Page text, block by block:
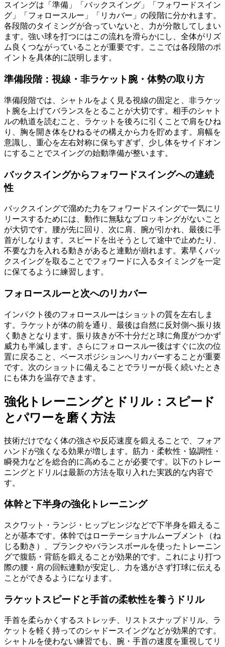
スイングは「準備」「バックスイング」「フォワードスイン
グ」「フォロースルー」「リカバー」の段階に分かれます。
各段階のタイミングが合っていないと、力が分散してしまい
ます。強い球を打つにはこの流れを滑らかにし、全体がリズ
ム良くつながっていることが重要です。ここでは各段階のポ
イントを具体的に説明します。
準備段階：視線・非ラケット腕・体勢の取り方
準備段階では、シャトルをよく見る視線の固定と、非ラケッ
ト腕を上げてバランスをとることが大切です。相手のシャト
ルの軌道を読むこと、ラケットを後ろに引くことで肩をひね
り、胸を開き体をひねるその構えから力を貯めます。肩幅を
意識し、重心を左右対称に保ちすぎず、少し体をサイドオン
にすることでスイングの始動準備が整います。
バックスイングからフォワードスイングへの連続
性
バックスイングで溜めた力をフォワードスイングで一気にリ
リースするためには、動作に無駄なブロッキングがないこと
が大切です。腰が先に回り、次に肩、腕が引かれ、最後に手
首がしなります。スピードを出そうとして途中で止めたり、
不要な力を入れる動きがあると連動が崩れます。素早くバッ
クスイングを取ることでフォワードに入るタイミングを一定
に保てるように練習します。
フォロースルーと次へのリカバー
インパクト後のフォロースルーはショットの質を左右しま
す。ラケットが体の前を通り、最後は自然に反対側へ振り抜
く動きとなります。振り抜きが不十分だと球に角度がつかず
威力も半減します。さらにフォロースルー後はすぐに次の位
置に戻ること、ベースポジションへリカバーすることが重要
です。次のショットに備えることでラリーが長く続いたとき
にも体力を温存できます。
強化トレーニングとドリル：スピード
とパワーを磨く方法
技術だけでなく体の強さや反応速度を鍛えることで、フォア
ハンドが強くなる効果が増します。筋力・柔軟性・協調性・
瞬発力などを総合的に高めることが必要です。以下のトレー
ニングとドリルは最新の方法を取り入れた実践的な内容で
す。
体幹と下半身の強化トレーニング
スクワット・ランジ・ヒップヒンジなどで下半身を鍛えるこ
とが基本です。体幹ではローテーショナルムーブメント（ね
じる動き）、プランクやバランスボールを使ったトレーニン
グで腹筋・背筋を鍛えることが効果的です。これにより打つ
際の腰・肩の回転連動が安定し、力を逃がさず打球に伝える
ことができるようになります。
ラケットスピードと手首の柔軟性を養うドリル
手首を柔らかくするストレッチ、リストスナップドリル、ラ
ケットを軽く持ってのシャドースイングなどが効果的です。
シャトルを使わない練習でも、腕・手首の速度を重視してリ